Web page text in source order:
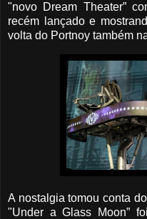
"novo Dream Theater”
recém lançado e
volta do Portnoy também
A nostalgia tomou conta
"Under a Glass Moon”